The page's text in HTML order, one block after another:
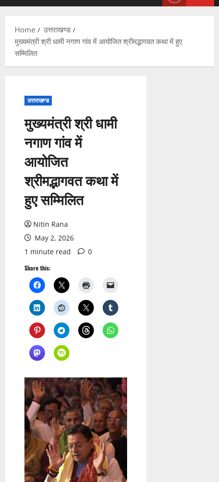
Home
उत्तराखण्ड
मुख्यमंत्री श्री धामी नगाण गांव में आयोजित श्रीमद्भागवत कथा में हुए
सम्मिलित
उत्तराखण्ड
मुख्यमंत्री श्री धामी
नगाण गांव में
आयोजित
श्रीमद्भागवत कथा में
हुए सम्मिलित
Nitin Rana
May 2, 2026
1 minute read
0
Share this: